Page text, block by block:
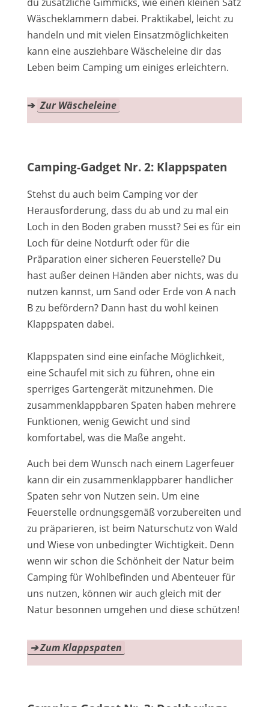
Wäscheklammern dabei. Praktikabel, leicht zu
handeln und mit vielen Einsatzmöglichkeiten
kann eine ausziehbare Wäscheleine dir das
Leben beim Camping um einiges erleichtern.
➔ Zur Wäscheleine
Camping-Gadget Nr. 2: Klappspaten
Stehst du auch beim Camping vor der
Herausforderung, dass du ab und zu mal ein
Loch in den Boden graben musst? Sei es für ein
Loch für deine Notdurft oder für die
Präparation einer sicheren Feuerstelle? Du
hast außer deinen Händen aber nichts, was du
nutzen kannst, um Sand oder Erde von A nach
B zu befördern? Dann hast du wohl keinen
Klappspaten dabei.
Klappspaten sind eine einfache Möglichkeit,
eine Schaufel mit sich zu führen, ohne ein
sperriges Gartengerät mitzunehmen. Die
zusammenklappbaren Spaten haben mehrere
Funktionen, wenig Gewicht und sind
komfortabel, was die Maße angeht.
Auch bei dem Wunsch nach einem Lagerfeuer
kann dir ein zusammenklappbarer handlicher
Spaten sehr von Nutzen sein. Um eine
Feuerstelle ordnungsgemäß vorzubereiten und
zu präparieren, ist beim Naturschutz von Wald
und Wiese von unbedingter Wichtigkeit. Denn
wenn wir schon die Schönheit der Natur beim
Camping für Wohlbefinden und Abenteuer für
uns nutzen, können wir auch gleich mit der
Natur besonnen umgehen und diese schützen!
➔Zum Klappspaten